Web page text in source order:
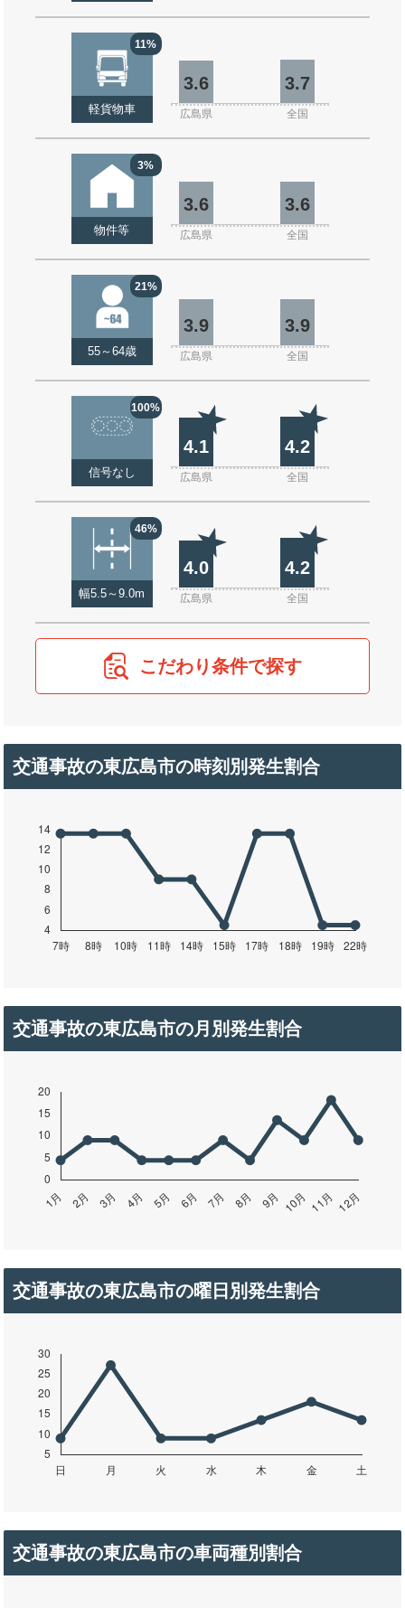
11%
軽貨物車
3.6 3.7
広島県 全国
3%
物件等
3.6 3.6
広島県 全国
21%
55～64歳
3.9 3.9
広島県 全国
100%
信号なし
4.1 4.2
広島県 全国
46%
幅5.5～9.0m
4.0 4.2
広島県 全国
こだわり条件で探す
交通事故の東広島市の時刻別発生割合
交通事故の東広島市の月別発生割合
交通事故の東広島市の曜日別発生割合
交通事故の東広島市の車両種別割合